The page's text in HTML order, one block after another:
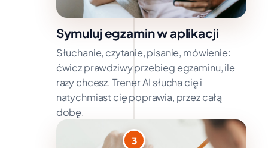
Symuluj egzamin w aplikacji
Słuchanie, czytanie, pisanie, mówienie:
ćwicz prawdziwy przebieg egzaminu, ile
razy chcesz. Trener AI słucha cię i
natychmiast cię poprawia, przez całą
dobę.
3